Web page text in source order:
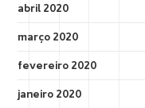
abril 2020
março 2020
fevereiro 2020
janeiro 2020